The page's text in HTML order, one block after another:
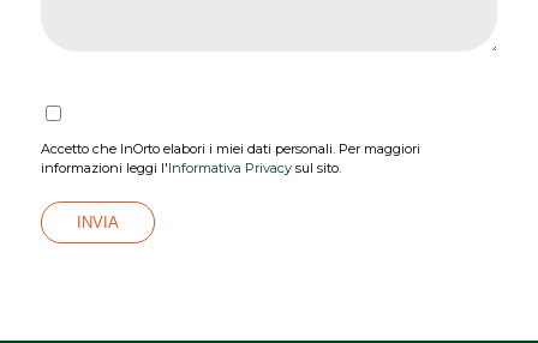
Accetto che InOrto elabori i miei dati personali. Per maggiori
informazioni leggi l'Informativa Privacysul sito.